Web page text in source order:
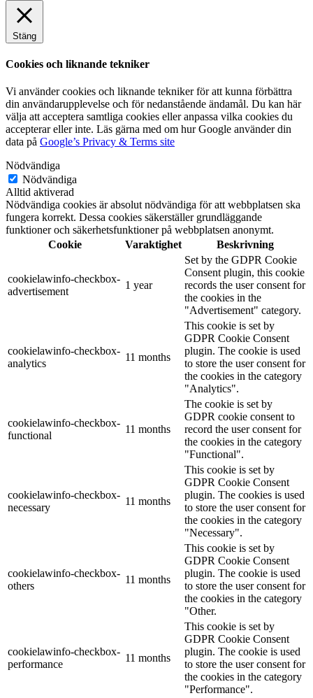
Stäng
Cookies och liknande tekniker
Vi använder cookies och liknande tekniker för att kunna förbättra
din användarupplevelse och för nedanstående ändamål. Du kan här
välja att acceptera samtliga cookies eller anpassa vilka cookies du
accepterar eller inte. Läs gärna med om hur Google använder din
data på Google’s Privacy & Terms site
Nödvändiga
Nödvändiga
Alltid aktiverad
Nödvändiga cookies är absolut nödvändiga för att webbplatsen ska
fungera korrekt. Dessa cookies säkerställer grundläggande
funktioner och säkerhetsfunktioner på webbplatsen anonymt.
Cookie
Varaktighet Beskrivning
cookielawinfo-checkbox-
advertisement
1 year
Set by the GDPR Cookie
Consent plugin, this cookie
records the user consent for
the cookies in the
"Advertisement" category.
cookielawinfo-checkbox-
analytics
11 months
This cookie is set by
GDPR Cookie Consent
plugin. The cookie is used
to store the user consent for
the cookies in the category
"Analytics".
cookielawinfo-checkbox-
functional
11 months
The cookie is set by
GDPR cookie consent to
record the user consent for
the cookies in the category
"Functional".
cookielawinfo-checkbox-
necessary
11 months
This cookie is set by
GDPR Cookie Consent
plugin. The cookies is used
to store the user consent for
the cookies in the category
"Necessary".
cookielawinfo-checkbox-
others
11 months
This cookie is set by
GDPR Cookie Consent
plugin. The cookie is used
to store the user consent for
the cookies in the category
"Other.
cookielawinfo-checkbox-
performance
11 months
This cookie is set by
GDPR Cookie Consent
plugin. The cookie is used
to store the user consent for
the cookies in the category
"Performance".